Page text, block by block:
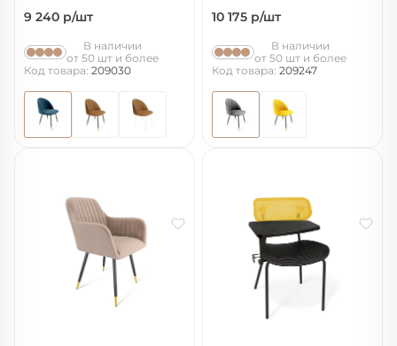
9 240 р/шт
В наличии
от 50 шт и более
Код товара: 209030
10 175 р/шт
В наличии
от 50 шт и более
Код товара: 209247